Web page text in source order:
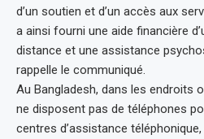
d’un soutien et d’un accès aux
a ainsi fourni une aide financière
distance et une assistance
rappelle le communiqué.
Au Bangladesh, dans les endroits
ne disposent pas de téléphones
centres d’assistance